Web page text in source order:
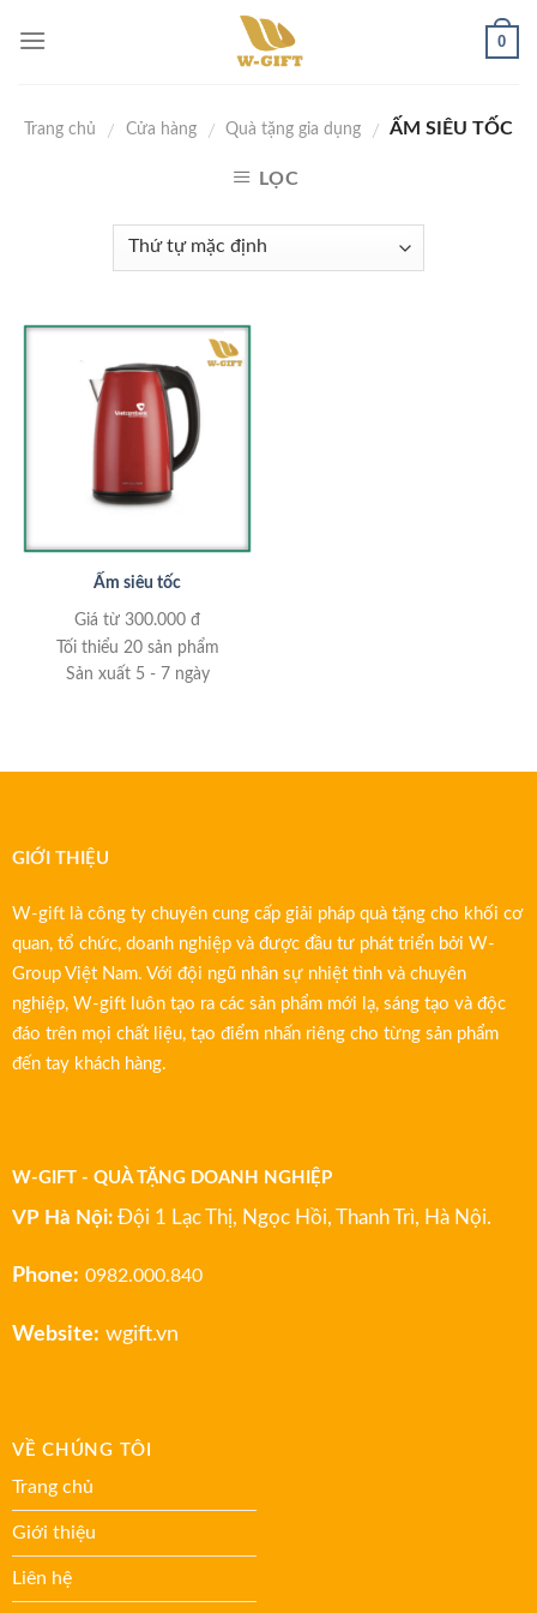
0
Trang chủ / Cửa hàng / Quà tặng gia dụng / ẤM SIÊU TỐC
LỌC
Ấm siêu tốc
Giá từ 300.000 đ
Tối thiểu 20 sản phẩm
Sản xuất 5 - 7 ngày
GIỚI THIỆU
W-gift là công ty chuyên cung cấp giải pháp quà tặng cho khối cơ
quan, tổ chức, doanh nghiệp và được đầu tư phát triển bởi W-
Group Việt Nam. Với đội ngũ nhân sự nhiệt tình và chuyên
nghiệp, W-gift luôn tạo ra các sản phẩm mới lạ, sáng tạo và độc
đáo trên mọi chất liệu, tạo điểm nhấn riêng cho từng sản phẩm
đến tay khách hàng.
W-GIFT - QUÀ TẶNG DOANH NGHIỆP
VP Hà Nội: Đội 1 Lạc Thị, Ngọc Hồi, Thanh Trì, Hà Nội.
Phone: 0982.000.840
Website: wgift.vn
VỀ CHÚNG TÔI
Trang chủ
Giới thiệu
Liên hệ